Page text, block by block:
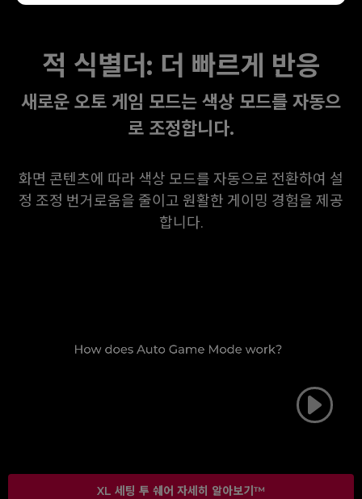
적 식별더: 더 빠르게 반응
새로운 오토 게임 모드는 색상 모드를 자동으
로 조정합니다.
화면 콘텐츠에 따라 색상 모드를 자동으로 전환하여 설
정 조정 번거로움을 줄이고 원활한 게이밍 경험을 제공
합니다.
XL 세팅 투 쉐어 자세히 알아보기™